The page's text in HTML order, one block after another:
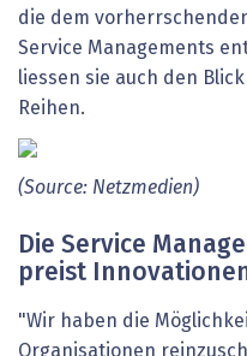
die dem
Service Managements
liessen sie auch den
Reihen.
(Source: Netzmedien)
Die Service
preist
"Wir haben die
Organisationen